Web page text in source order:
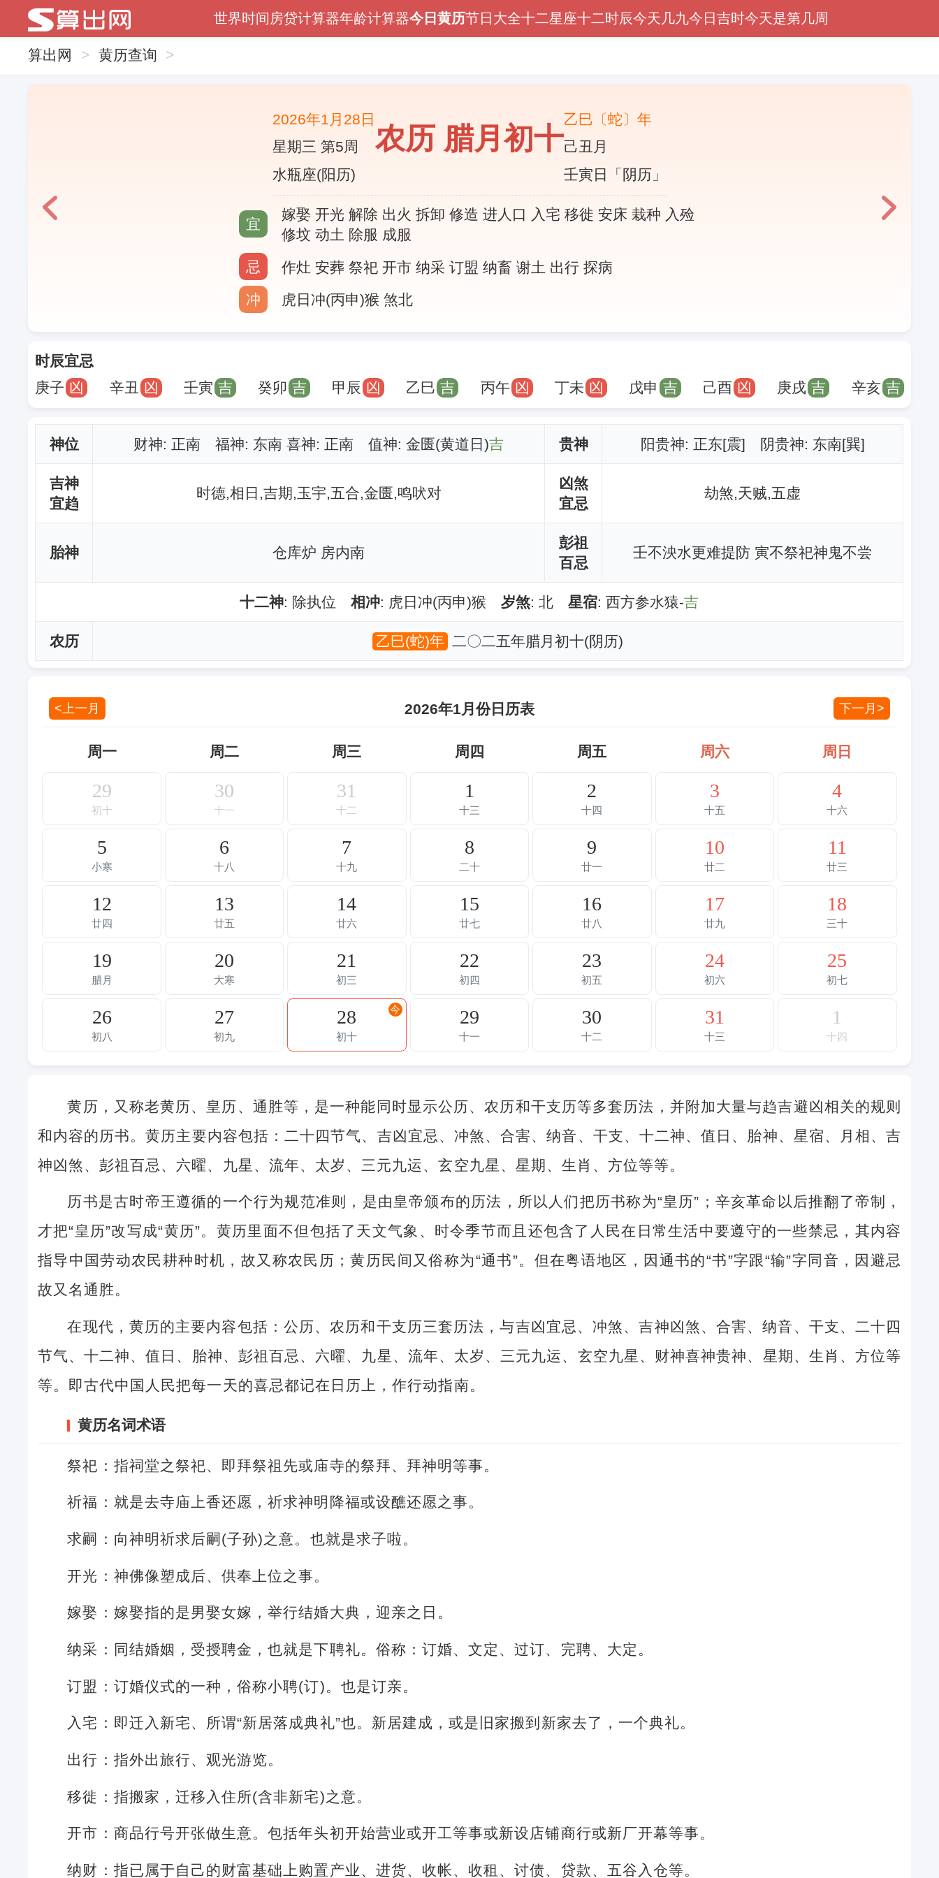
世界时间 房贷计算器年龄计算器今日黄历节日大全十二星座十二时辰今天几九今日吉时今天是第几周
算出网 > 黄历查询 >
2026年1月28日
星期三 第5周
水瓶座(阳历)
农历 腊月初十
乙巳〔蛇〕年
己丑月
壬寅日「阴历」
宜
嫁娶 开光 解除 出火 拆卸 修造 进人口 入宅 移徙 安床 栽种 入殓
修坟 动土 除服 成服
忌
作灶 安葬 祭祀 开市 纳采 订盟 纳畜 谢土 出行 探病
冲
虎日冲(丙申)猴 煞北
时辰宜忌
庚子 凶 辛丑 凶 壬寅 吉 癸卯 吉 甲辰 凶 乙巳 吉 丙午 凶 丁未 凶 戊申 吉 己酉 凶 庚戌 吉 辛亥 吉
神位 财神: 正南 福神: 东南 喜神: 正南 值神: 金匮(黄道日)吉 贵神 阳贵神: 正东[震] 阴贵神: 东南[巽]
吉神
宜趋
时德,相日,吉期,玉宇,五合,金匮,鸣吠对
凶煞
宜忌
劫煞,天贼,五虚
胎神 仓库炉 房内南
彭祖
百忌
壬不泱水更难提防 寅不祭祀神鬼不尝
十二神: 除执位相冲: 虎日冲(丙申)猴岁煞: 北星宿: 西方参水猿-吉
农历 乙巳(蛇)年 二〇二五年腊月初十(阴历)
<上一月 2026年1月份日历表 下一月>
周一 周二 周三 周四 周五 周六 周日
29
初十
30
十一
31
十二
1
十三
2
十四
3
十五
4
十六
5
小寒
6
十八
7
十九
8
二十
9
廿一
10
廿二
11
廿三
12
廿四
13
廿五
14
廿六
15
廿七
16
廿八
17
廿九
18
三十
19
腊月
20
大寒
21
初三
22
初四
23
初五
24
初六
25
初七
26
初八
27
初九
28
初十
今 29
十一
30
十二
31
十三
1
十四
黄历，又称老黄历、皇历、通胜等，是一种能同时显示公历、农历和干支历等多套历法，并附加大量与趋吉避凶相关的规则
和内容的历书。黄历主要内容包括：二十四节气、吉凶宜忌、冲煞、合害、纳音、干支、十二神、值日、胎神、星宿、月相、吉
神凶煞、彭祖百忌、六曜、九星、流年、太岁、三元九运、玄空九星、星期、生肖、方位等等。
历书是古时帝王遵循的一个行为规范准则，是由皇帝颁布的历法，所以人们把历书称为“皇历”；辛亥革命以后推翻了帝制，
才把“皇历”改写成“黄历”。黄历里面不但包括了天文气象、时令季节而且还包含了人民在日常生活中要遵守的一些禁忌，其内容
指导中国劳动农民耕种时机，故又称农民历；黄历民间又俗称为“通书”。但在粤语地区，因通书的“书”字跟“输”字同音，因避忌
故又名通胜。
在现代，黄历的主要内容包括：公历、农历和干支历三套历法，与吉凶宜忌、冲煞、吉神凶煞、合害、纳音、干支、二十四
节气、十二神、值日、胎神、彭祖百忌、六曜、九星、流年、太岁、三元九运、玄空九星、财神喜神贵神、星期、生肖、方位等
等。即古代中国人民把每一天的喜忌都记在日历上，作行动指南。
黄历名词术语
祭祀：指祠堂之祭祀、即拜祭祖先或庙寺的祭拜、拜神明等事。
祈福：就是去寺庙上香还愿，祈求神明降福或设醮还愿之事。
求嗣：向神明祈求后嗣(子孙)之意。也就是求子啦。
开光：神佛像塑成后、供奉上位之事。
嫁娶：嫁娶指的是男娶女嫁，举行结婚大典，迎亲之日。
纳采：同结婚姻，受授聘金，也就是下聘礼。俗称：订婚、文定、过订、完聘、大定。
订盟：订婚仪式的一种，俗称小聘(订)。也是订亲。
入宅：即迁入新宅、所谓“新居落成典礼”也。新居建成，或是旧家搬到新家去了，一个典礼。
出行：指外出旅行、观光游览。
移徙：指搬家，迁移入住所(含非新宅)之意。
开市：商品行号开张做生意。包括年头初开始营业或开工等事或新设店铺商行或新厂开幕等事。
纳财：指已属于自己的财富基础上购置产业、进货、收帐、收租、讨债、贷款、五谷入仓等。